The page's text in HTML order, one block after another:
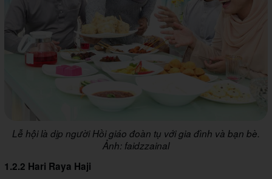
Lễ hội là dịp người Hồi giáo đoàn tụ với gia đình và bạn bè.
Ảnh: faidzzainal
1.2.2 Hari Raya Haji